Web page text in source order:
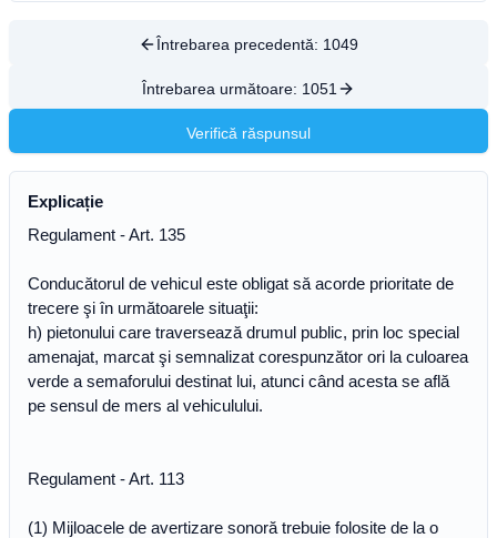
Întrebarea precedentă: 1049
Întrebarea următoare: 1051
Verifică răspunsul
Explicație
Regulament - Art. 135
Conducătorul de vehicul este obligat să acorde prioritate de
trecere şi în următoarele situaţii:
h) pietonului care traversează drumul public, prin loc special
amenajat, marcat şi semnalizat corespunzător ori la culoarea
verde a semaforului destinat lui, atunci când acesta se află
pe sensul de mers al vehiculului.
Regulament - Art. 113
(1) Mijloacele de avertizare sonoră trebuie folosite de la o